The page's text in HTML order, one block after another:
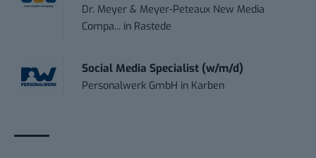
Dr. Meyer & Meyer-Peteaux New Media
Compa... in Rastede
Social Media Specialist (w/m/d)
Personalwerk GmbH in Karben